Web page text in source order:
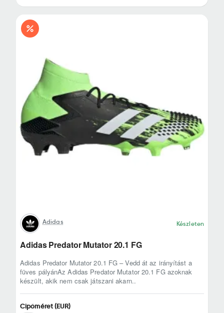
Adidas Készleten
Adidas Predator Mutator 20.1 FG
Adidas Predator Mutator 20.1 FG – Vedd át az irányítást a
füves pályánAz Adidas Predator Mutator 20.1 FG azoknak
készült, akik nem csak játszani akarn..
Cipőméret (EUR)